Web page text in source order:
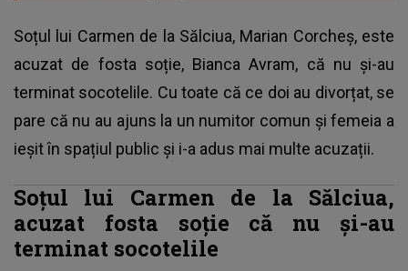
Soțul lui Carmen de la Sălciua, Marian Corcheș, este
acuzat de fosta soție, Bianca Avram, că nu și-au
terminat socotelile. Cu toate că ce doi au divorțat, se
pare că nu au ajuns la un numitor comun și femeia a
ieșit în spațiul public și i-a adus mai multe acuzații.
Soțul lui Carmen de la Sălciua,
acuzat fosta soție că nu și-au
terminat socotelile